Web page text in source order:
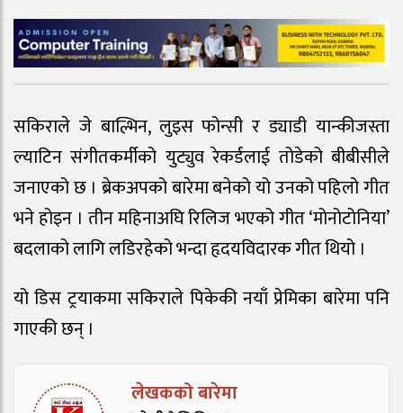
सकिराले जे बाल्भिन, लुइस फोन्सी र ड्याडी यान्कीजस्ता
ल्याटिन संगीतकर्मीको युट्युव रेकर्डलाई तोडेको बीबीसीले
जनाएको छ । ब्रेकअपको बारेमा बनेको यो उनको पहिलो गीत
भने होइन । तीन महिनाअघि रिलिज भएको गीत ‘मोनोटोनिया’
बदलाको लागि लडिरहेको भन्दा हृदयविदारक गीत थियो ।
यो डिस ट्रयाकमा सकिराले पिकेकी नयाँ प्रेमिका बारेमा पनि
गाएकी छन् ।
लेखकको बारेमा